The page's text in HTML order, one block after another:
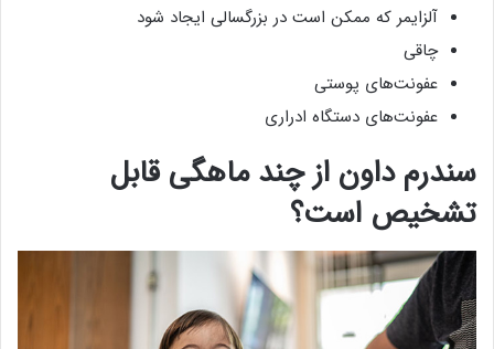
آلزایمر که ممکن است در بزرگسالی ایجاد شود
چاقی
عفونت‌های پوستی
عفونت‌های دستگاه ادراری
سندرم داون از چند ماهگی قابل
تشخیص است؟